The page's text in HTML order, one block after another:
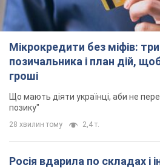
Мікрокредити без міфів: три
позичальника і план дій,
гроші
Що мають діяти українці, аби не
позику"
28 хвилин тому 2,4 т.
Росія вдарила по складах і